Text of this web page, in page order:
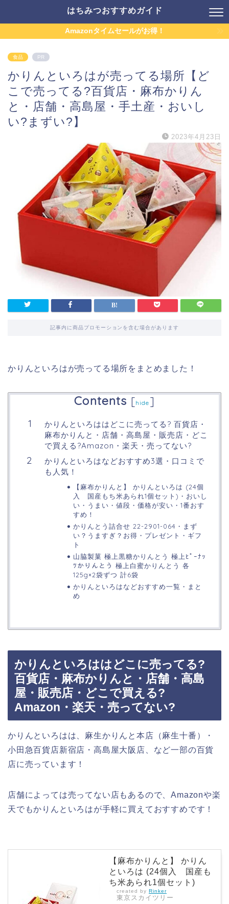
はちみつおすすめガイド
Amazonタイムセールがお得！
食品 PR
かりんといろはが売ってる場所【ど
こで売ってる?百貨店・麻布かりん
と・店舗・高島屋・手土産・おいし
い?まずい?】
2023年4月23日
記事内に商品プロモーションを含む場合があります
かりんといろはが売ってる場所をまとめました！
Contents [hide ]
かりんといろははどこに売ってる? 百貨店・
麻布かりんと・店舗・高島屋・販売店・どこ
で買える?Amazon・楽天・売ってない?
かりんといろはなどおすすめ3選・口コミで
も人気！
【麻布かりんと】 かりんといろは (24個
入 国産もち米あられ1個セット)・おいし
い・うまい・値段・価格が安い・1番おす
すめ！
かりんとう詰合せ 22-2901-064・まず
い？うますぎ？お得・プレゼント・ギフ
ト
山脇製菓 極上黒糖かりんとう 極上ﾋﾟｰﾅｯ
ﾂかりんとう 極上白蜜かりんとう 各
125g×2袋ずつ 計6袋
かりんといろはなどおすすめ一覧・まと
め
かりんといろははどこに売ってる?
百貨店・麻布かりんと・店舗・高島
屋・販売店・どこで買える?
Amazon・楽天・売ってない?
かりんといろはは、麻生かりんと本店（麻生十番）・
小田急百貨店新宿店・高島屋大阪店、など一部の百貨
店に売っています！
店舗によっては売ってない店もあるので、Amazonや楽
天でもかりんといろはが手軽に買えておすすめです！
【麻布かりんと】 かりん
といろは (24個入 国産も
ち米あられ1個セット)
created by Rinker
東京スカイツリー